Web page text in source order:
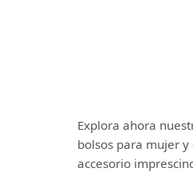
Explora ahora
bolsos para mujer
accesorio